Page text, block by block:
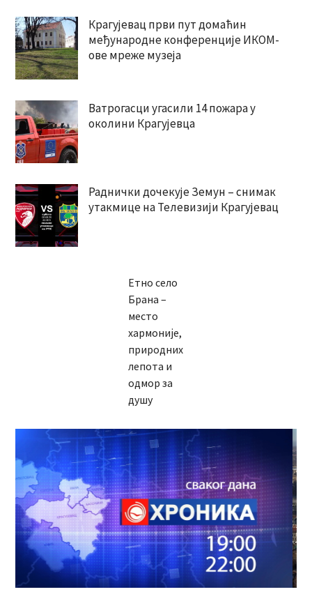
Крагујевац први пут домаћин
међународне конференције ИКОМ-
ове мреже музеја
Ватрогасци угасили 14 пожара у
околини Крагујевца
Раднички дочекује Земун – снимак
утакмице на Телевизији Крагујевац
Етно село
Брана –
место
хармоније,
природних
лепота и
одмор за
душу